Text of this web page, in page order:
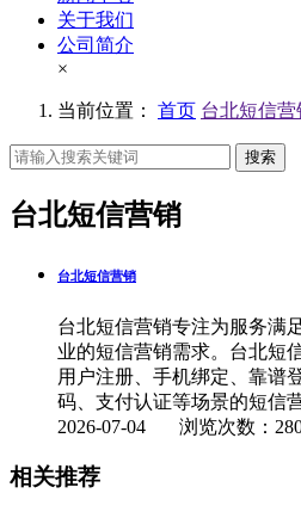
关于我们
公司简介
×
当前位置： 首页 台北短信营
搜索
台北短信营销
台北短信营销
台北短信营销专注为服务满
业的短信营销需求。台北短
用户注册、手机绑定、靠谱
码、支付认证等场景的短信
2026-07-04 浏览次数：
相关推荐